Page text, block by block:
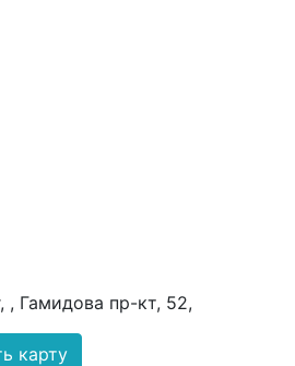
, Гамидова пр-кт, 52,
карту